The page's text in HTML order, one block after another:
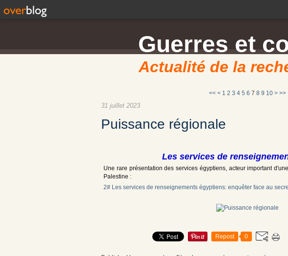
Guerres et
Actualité de la
<< < 1 2 3 4 5 6 7 8 9 10 > >>
31 juillet 2023
Puissance régionale
Les services de
Une rare présentation des services égyptiens, acteur important
Palestine :
2# Les services de renseignements égyptiens: enquêter face au
Repost 0